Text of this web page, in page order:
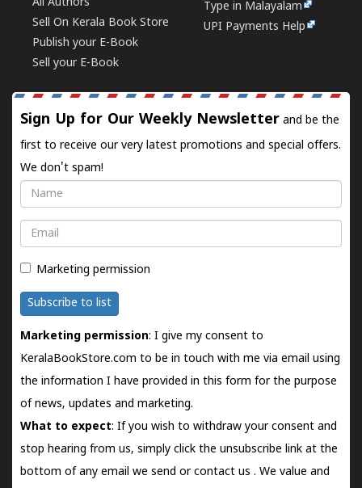
All Authors
Sell On Kerala Book Store
Publish your E-Book
Sell your E-Book
Type in Malayalam
UPI Payments Help
Sign Up for Our Weekly Newsletter and be the
first to receive our very latest promotions and special offers.
We don't spam!
Name
Email
Marketing permission
Subscribe to list
Marketing permission: I give my consent to
KeralaBookStore.com to be in touch with me via email using
the information I have provided in this form for the purpose
of news, updates and marketing.
What to expect: If you wish to withdraw your consent and
stop hearing from us, simply click the unsubscribe link at the
bottom of any email we send orcontact us . We value and